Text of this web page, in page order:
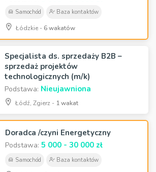
Samochód Baza kontaktów
Łódzkie - 6 wakatów
Specjalista ds. sprzedaży B2B –
sprzedaż projektów
technologicznych (m/k)
Podstawa: Nieujawniona
Łódź, Zgierz - 1 wakat
Doradca /czyni Energetyczny
Podstawa: 5 000 - 30 000 zł
Samochód Baza kontaktów